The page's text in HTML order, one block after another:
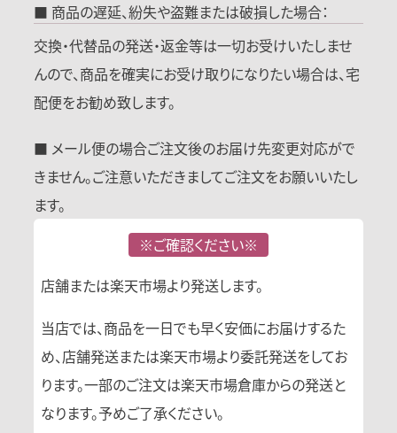
■ 商品の遅延、紛失や盗難または破損した場合：
交換・代替品の発送・返金等は一切お受けいたしませ
んので、商品を確実にお受け取りになりたい場合は、宅
配便をお勧め致します。
■ メール便の場合ご注文後のお届け先変更対応がで
きません。ご注意いただきましてご注文をお願いいたし
ます。
※ご確認ください※
店舗または楽天市場より発送します。
当店では、商品を一日でも早く安価にお届けするた
め、店舗発送または楽天市場より委託発送をしてお
ります。一部のご注文は楽天市場倉庫からの発送と
なります。予めご了承ください。